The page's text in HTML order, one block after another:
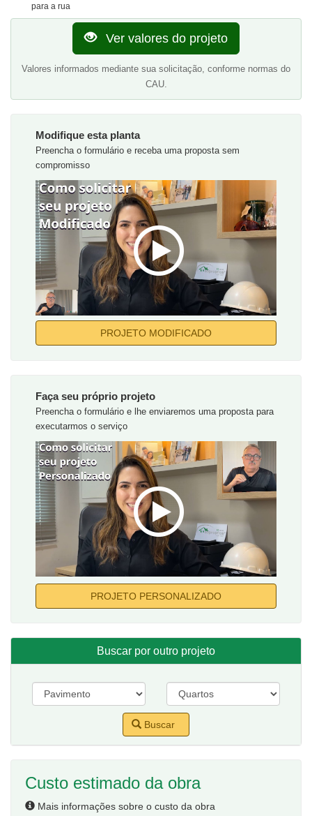
para a rua
Ver valores do projeto
Valores informados mediante sua solicitação, conforme normas do
CAU.
Modifique esta planta
Preencha o formulário e receba uma proposta sem
compromisso
PROJETO MODIFICADO
Faça seu próprio projeto
Preencha o formulário e lhe enviaremos uma proposta para
executarmos o serviço
PROJETO PERSONALIZADO
Buscar por outro projeto
Buscar
Custo estimado da obra
Mais informações sobre o custo da obra